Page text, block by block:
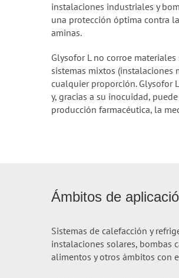
instalaciones industriales y
una protección óptima contra
aminas.
Glysofor L no corroe
sistemas mixtos (instalaciones
cualquier proporción. Glysofor
y, gracias a su inocuidad,
producción farmacéutica, la
Ámbitos de
Sistemas de calefacción y
instalaciones solares, bombas
alimentos y otros ámbitos con